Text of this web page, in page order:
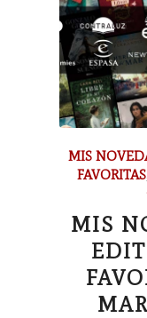
MIS
FAVORITAS
MIS